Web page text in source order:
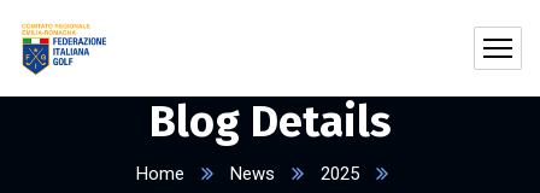
Blog Details
Home News
2025